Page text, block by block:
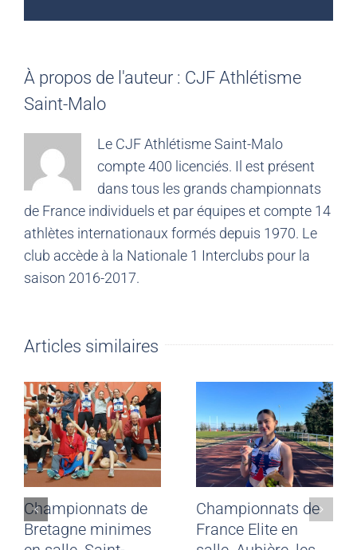
À propos de l'auteur : CJF Athlétisme
Saint-Malo
Le CJF Athlétisme Saint-Malo
compte 400 licenciés. Il est présent
dans tous les grands championnats
de France individuels et par équipes et compte 14
athlètes internationaux formés depuis 1970. Le
club accède à la Nationale 1 Interclubs pour la
saison 2016-2017.
Articles similaires
Championnats de
Bretagne minimes
Championnats de
France Elite en